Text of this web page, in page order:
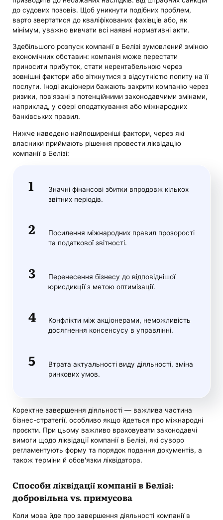
до судових позовів. Щоб уникнути подібних проблем,
варто звертатися до кваліфікованих фахівців або, як
мінімум, уважно вивчати всі наявні нормативні акти.
Здебільшого розпуск компанії в Белізі зумовлений зміною
економічних обставин: компанія може перестати
приносити прибуток, стати нерентабельною через
зовнішні фактори або зіткнутися з відсутністю попиту на її
послуги. Іноді акціонери бажають закрити компанію через
ризики, пов'язані з потенційними законодавчими змінами,
наприклад, у сфері оподаткування або міжнародних
банківських правил.
Нижче наведено найпоширеніші фактори, через які
власники приймають рішення провести ліквідацію
компанії в Белізі:
Значні фінансові збитки впродовж кількох
звітних періодів.
Посилення міжнародних правил прозорості
та податкової звітності.
Перенесення бізнесу до відповіднішої
юрисдикції з метою оптимізації.
Конфлікти між акціонерами, неможливість
досягнення консенсусу в управлінні.
Втрата актуальності виду діяльності, зміна
ринкових умов.
Коректне завершення діяльності — важлива частина
бізнес-стратегії, особливо якщо йдеться про міжнародні
проєкти. При цьому важливо враховувати законодавчі
вимоги щодо ліквідації компанії в Белізі, які суворо
регламентують форму та порядок подання документів, а
також терміни й обов'язки ліквідатора.
Способи ліквідації компанії в Белізі:
добровільна vs. примусова
Коли мова йде про завершення діяльності компанії в